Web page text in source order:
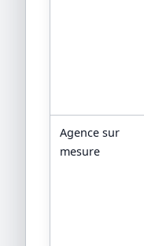
Agence sur
mesure